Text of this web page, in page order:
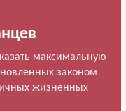
максимальную
законом
жизненных